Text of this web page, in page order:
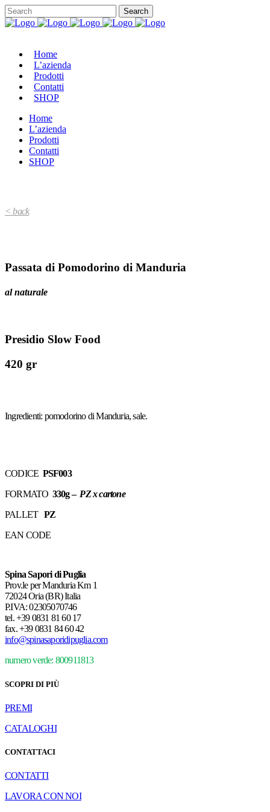
Home
L’azienda
Prodotti
Contatti
SHOP
Home
L’azienda
Prodotti
Contatti
SHOP
< back
Passata di Pomodorino di Manduria
al naturale
Presidio Slow Food
420 gr
Ingredienti: pomodorino di Manduria, sale.
CODICE PSF003
FORMATO 330g – PZ x cartone
PALLETPZ
EAN CODE
Spina Sapori di Puglia
Prov.le per Manduria Km 1
72024 Oria (BR) Italia
P.IVA: 02305070746
tel.+39 0831 81 60 17
fax.+39 0831 84 60 42
info@spinasaporidipuglia.com
numero verde: 800911813
SCOPRI DI PIÙ
PREMI
CATALOGHI
CONTATTACI
CONTATTI
LAVORA CON NOI